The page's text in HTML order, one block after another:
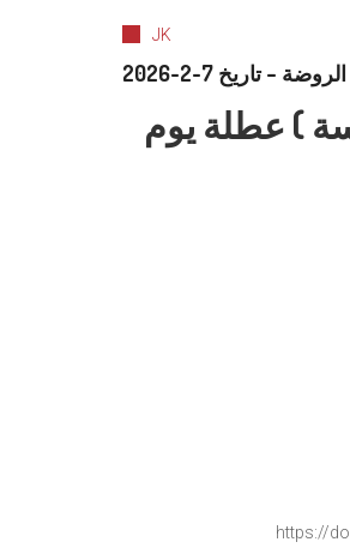
JK
– تاريخ 7-2-2026
لا يوجد مدرسة ) عطلة يوم
https://